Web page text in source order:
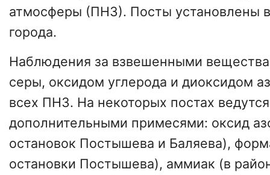
атмосферы (ПНЗ). Посты установлены
города.
Наблюдения за взвешенными
серы, оксидом углерода и диоксидом
всех ПНЗ. На некоторых постах
дополнительными примесями: оксид
остановок Постышева и Баляева),
остановки Постышева), аммиак (в